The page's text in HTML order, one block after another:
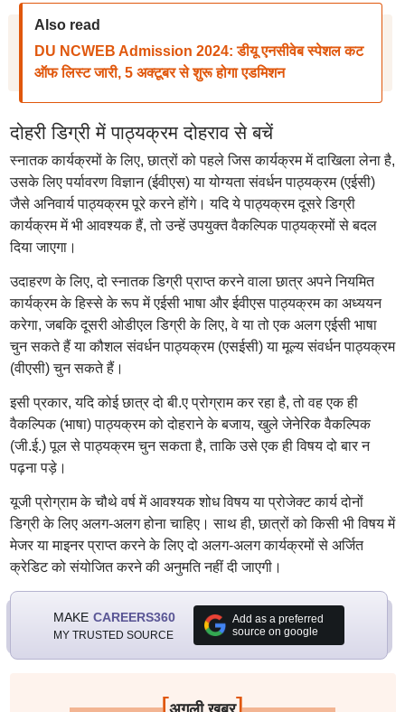
Also read
DU NCWEB Admission 2024: डीयू एनसीवेब स्पेशल कट
ऑफ लिस्ट जारी, 5 अक्टूबर से शुरू होगा एडमिशन
दोहरी डिग्री में पाठ्यक्रम दोहराव से बचें
स्नातक कार्यक्रमों के लिए, छात्रों को पहले जिस कार्यक्रम में दाखिला लेना है,
उसके लिए पर्यावरण विज्ञान (ईवीएस) या योग्यता संवर्धन पाठ्यक्रम (एईसी)
जैसे अनिवार्य पाठ्यक्रम पूरे करने होंगे। यदि ये पाठ्यक्रम दूसरे डिग्री
कार्यक्रम में भी आवश्यक हैं, तो उन्हें उपयुक्त वैकल्पिक पाठ्यक्रमों से बदल
दिया जाएगा।
उदाहरण के लिए, दो स्नातक डिग्री प्राप्त करने वाला छात्र अपने नियमित
कार्यक्रम के हिस्से के रूप में एईसी भाषा और ईवीएस पाठ्यक्रम का अध्ययन
करेगा, जबकि दूसरी ओडीएल डिग्री के लिए, वे या तो एक अलग एईसी भाषा
चुन सकते हैं या कौशल संवर्धन पाठ्यक्रम (एसईसी) या मूल्य संवर्धन पाठ्यक्रम
(वीएसी) चुन सकते हैं।
इसी प्रकार, यदि कोई छात्र दो बी.ए प्रोग्राम कर रहा है, तो वह एक ही
वैकल्पिक (भाषा) पाठ्यक्रम को दोहराने के बजाय, खुले जेनेरिक वैकल्पिक
(जी.ई.) पूल से पाठ्यक्रम चुन सकता है, ताकि उसे एक ही विषय दो बार न
पढ़ना पड़े।
यूजी प्रोग्राम के चौथे वर्ष में आवश्यक शोध विषय या प्रोजेक्ट कार्य दोनों
डिग्री के लिए अलग-अलग होना चाहिए। साथ ही, छात्रों को किसी भी विषय में
मेजर या माइनर प्राप्त करने के लिए दो अलग-अलग कार्यक्रमों से अर्जित
क्रेडिट को संयोजित करने की अनुमति नहीं दी जाएगी।
MAKE CAREERS360
MY TRUSTED SOURCE
Add as a preferred
source on google